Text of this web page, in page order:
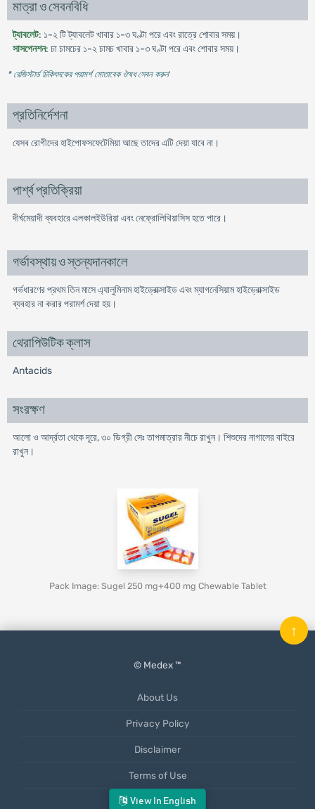
View In English
মাত্রা ও সেবনবিধি
ট্যাবলেট: ১-২ টি ট্যাবলেট খাবার ১-৩ ঘণ্টা পরে এবং রাত্রে শোবার সময়।
সাসপেনশন: চা চামচের ১-২ চামচ খাবার ১-৩ ঘণ্টা পরে এবং শোবার সময়।
* রেজিস্টার্ড চিকিৎসকের পরামর্শ মোতাবেক ঔষধ সেবন করুন'
প্রতিনির্দেশনা
যেসব রোগীদের হাইপোফসফেটেমিয়া আছে তাদের এটি দেয়া যাবে না।
পার্শ্ব প্রতিক্রিয়া
দীর্ঘমেয়াদী ব্যবহারে এলকালইউরিয়া এবং নেফ্রোলিথিয়াসিস হতে পারে।
গর্ভাবস্থায় ও স্তন্যদানকালে
গর্ভধারণের প্রথম তিন মাসে এ্যালুমিনাম হাইড্রোক্সাইড এবং ম্যাগনেসিয়াম হাইড্রোক্সাইড
ব্যবহার না করার পরামর্শ দেয়া হয়।
থেরাপিউটিক ক্লাস
Antacids
সংরক্ষণ
আলো ও আর্দ্রতা থেকে দূরে, ৩০ ডিগ্রী সেঃ তাপমাত্রার নীচে রাখুন। শিশুদের নাগালের বাইরে
রাখুন।
Pack Image: Sugel 250 mg+400 mg Chewable Tablet
© Medex ™
About Us
Privacy Policy
Disclaimer
Terms of Use
Mobile App
↑